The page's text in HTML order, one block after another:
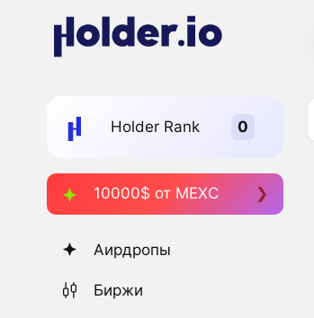
Holder Rank
10000$ от MEXC
Аирдропы
Биржи